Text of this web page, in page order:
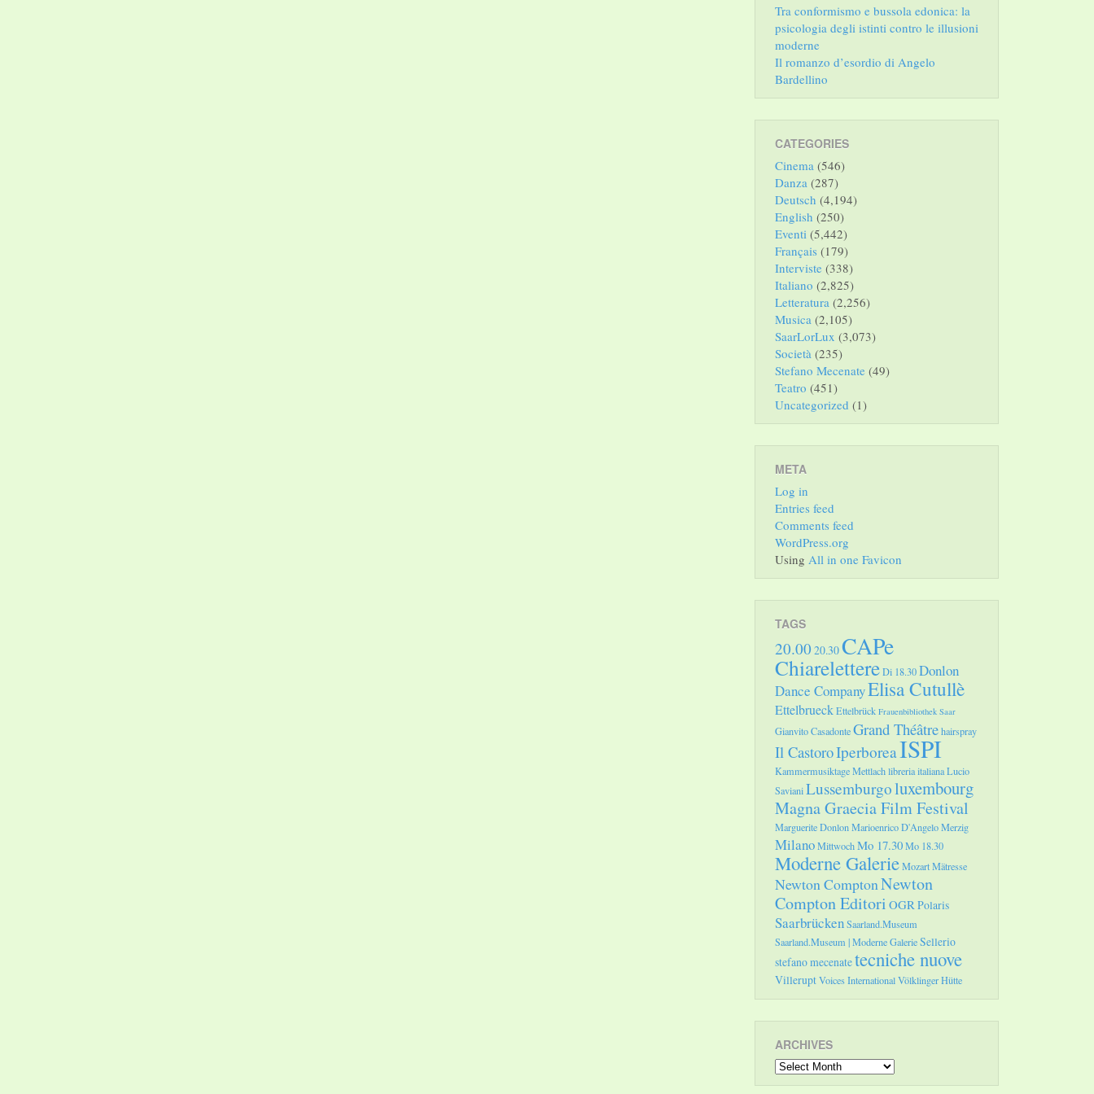
Tra conformismo e bussola edonica: la
psicologia degli istinti contro le illusioni
moderne
Il romanzo d’esordio di Angelo
Bardellino
CATEGORIES
Cinema (546)
Danza (287)
Deutsch (4,194)
English (250)
Eventi (5,442)
Français (179)
Interviste (338)
Italiano (2,825)
Letteratura (2,256)
Musica (2,105)
SaarLorLux (3,073)
Società (235)
Stefano Mecenate (49)
Teatro (451)
Uncategorized (1)
META
Log in
Entries feed
Comments feed
WordPress.org
Using All in one Favicon
TAGS
20.00 20.30CAPe
ChiarelettereDi 18.30Donlon
Dance CompanyElisa Cutullè
EttelbrueckEttelbrück Frauenbibliothek Saar
Gianvito CasadonteGrand Théâtrehairspray
Il CastoroIperboreaISPI
Kammermusiktage Mettlachlibreria italianaLucio
SavianiLussemburgoluxembourg
Magna Graecia Film Festival
Marguerite DonlonMarioenrico D'AngeloMerzig
MilanoMittwochMo 17.30Mo 18.30
Moderne GalerieMozartMätresse
Newton ComptonNewton
Compton Editori OGRPolaris
SaarbrückenSaarland.Museum
Saarland.Museum | Moderne GalerieSellerio
stefano mecenatetecniche nuove
VilleruptVoices InternationalVölklinger Hütte
ARCHIVES
Archives